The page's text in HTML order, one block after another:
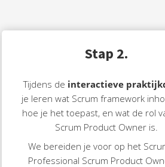
Stap 2.
Tijdens de interactieve
je leren wat Scrum framework
hoe je het toepast, en wat de rol
Scrum Product Owner is.
We bereiden je voor op het
Professional Scrum Product